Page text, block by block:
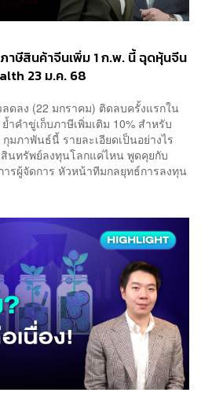
าษีสินค้าจีนเพิ่ม 1 ก.พ. นี้ ฉุดหุ้นจีน
23 ม.ค. 68
ดลง (22 มกราคม) ติดลบครั้งแรกใน
คำขู่เก็บภาษีเพิ่มเติม 10% สำหรับ
มภาพันธ์นี้ รายละเอียดเป็นอย่างไร
สินทรัพย์ลงทุนโลกแค่ไหน พูดคุยกับ
รผู้จัดการ หัวหน้าทีมกลยุทธ์การลงทุน